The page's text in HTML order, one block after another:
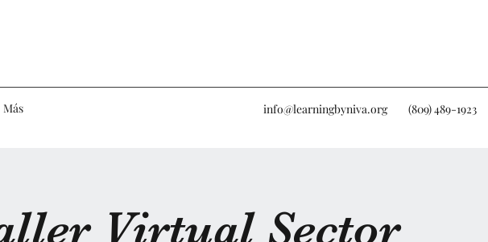
Más info@learningbyniva.org (809) 489-1923
Virtual Sector